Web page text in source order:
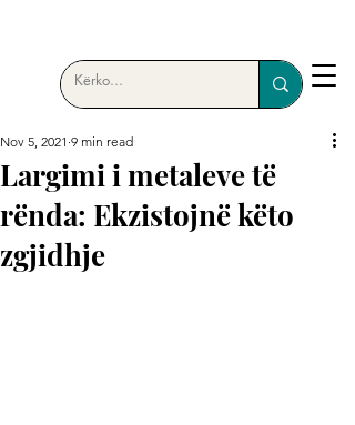
Largimi i metaleve të
rënda: Ekzistojnë këto
zgjidhje
Nov 5, 2021 9 min read